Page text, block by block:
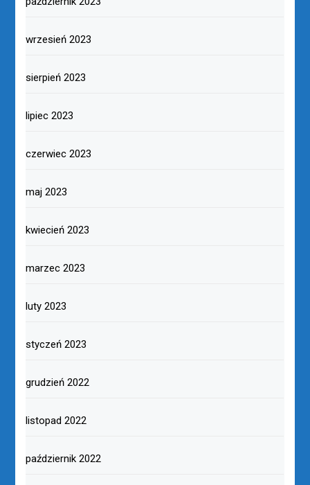
wrzesień 2023
sierpień 2023
lipiec 2023
czerwiec 2023
maj 2023
kwiecień 2023
marzec 2023
luty 2023
styczeń 2023
grudzień 2022
listopad 2022
październik 2022